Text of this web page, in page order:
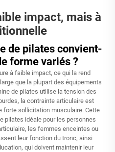
impact, mais à
de pilates convient-
forme variés ?
à faible impact, ce qui la rend
que la plupart des équipements
de pilates utilise la tension des
la contrainte articulaire est
forte sollicitation musculaire. Cette
pilates idéale pour les personnes
les femmes enceintes ou
leur fonction du tronc, ainsi
qui doivent maintenir leur